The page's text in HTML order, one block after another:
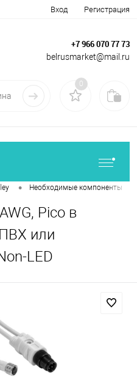
Вход Регистрация
+7 966 070 77 73
belrusmarket@mail.ru
0
• Необходимые компоненты
Pico в
или
LED